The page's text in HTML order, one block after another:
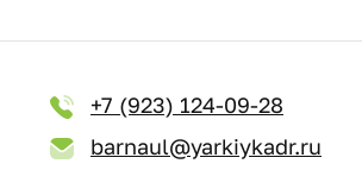
+7 (923) 124-09-28
barnaul@yarkiykadr.ru